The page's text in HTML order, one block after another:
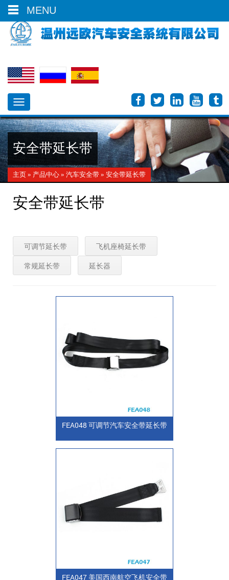
Toggle
navigation
安全带延长带
主页 » 产品中心 » 汽车安全带 » 安全带延长带
安全带延长带
可调节延长带
飞机座椅延长带
常规延长带
延长器
FEA048 可调节汽车安全带延长带
FEA047 美国西南航空飞机安全带
MENU